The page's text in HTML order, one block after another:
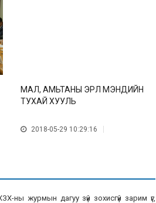
МАЛ, АМЬТАНЫ ЭРҮҮЛ МЭНДИЙН
ТУХАЙ ХУУЛЬ
2018-05-29 10:29:16
ны журмын дагуу зүй зохисгүй зарим үг,